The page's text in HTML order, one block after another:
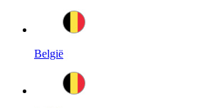
België